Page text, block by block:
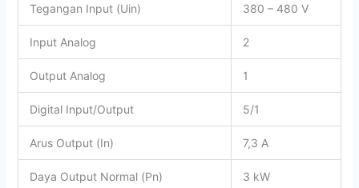
Tegangan Input (Uin) 380 – 480 V
Input Analog 2
Output Analog 1
Digital Input/Output 5/1
Arus Output (In) 7,3 A
Daya Output Normal (Pn) 3 kW